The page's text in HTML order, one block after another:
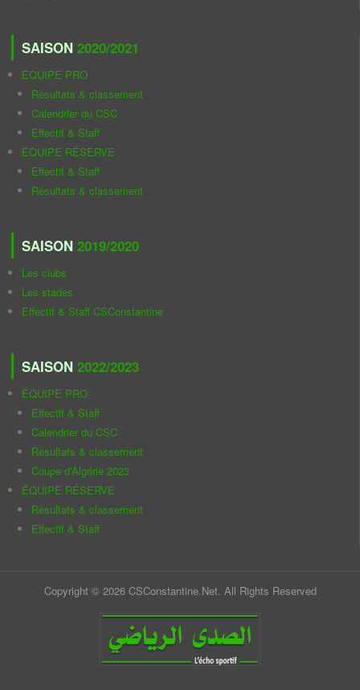
SAISON 2020/2021
ÉQUIPE PRO
Résultats & classement
Calendrier du CSC
Effectif & Staff
ÉQUIPE RÉSERVE
Effectif & Staff
Résultats & classement
SAISON 2019/2020
Les clubs
Les stades
Effectif & Staff CSConstantine
SAISON 2022/2023
ÉQUIPE PRO
Effectif & Staff
Calendrier du CSC
Résultats & classement
Coupe d'Algérie 2023
ÉQUIPE RÉSERVE
Résultats & classement
Effectif & Staff
Copyright © 2026 CSConstantine.Net. All Rights Reserved